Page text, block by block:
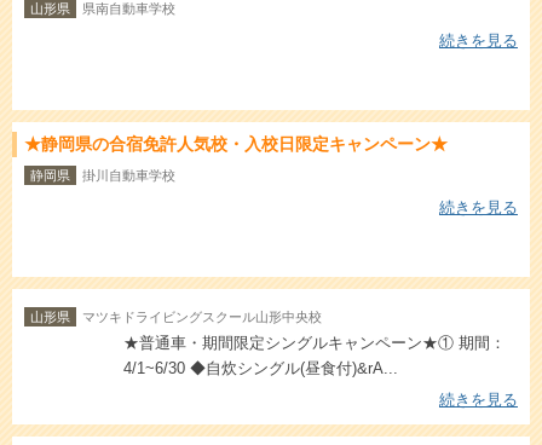
山形県 県南自動車学校
続きを見る
★静岡県の合宿免許人気校・入校日限定キャンペーン★
静岡県 掛川自動車学校
続きを見る
山形県 マツキドライビングスクール山形中央校
★普通車・期間限定シングルキャンペーン★① 期間：
4/1~6/30 ◆自炊シングル(昼食付)&rA...
続きを見る